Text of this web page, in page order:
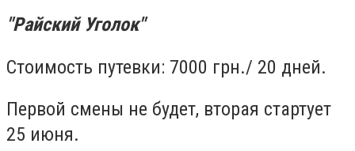
"Райский Уголок"
Стоимость путевки: 7000 грн./ 20 дней.
Первой смены не будет, вторая стартует
25 июня.